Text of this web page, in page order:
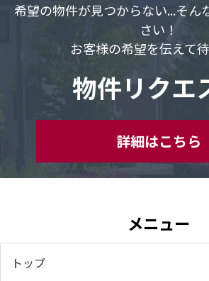
希望の物件が見つからない...そん
さい！
お客様の希望を伝えて
物件リクエ
詳細はこちら
メニュー
トップ